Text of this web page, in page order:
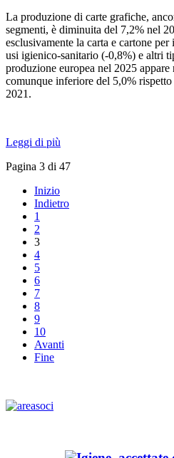
La produzione di carte grafiche,
segmenti, è diminuita del 7,2% nel
esclusivamente la carta e cartone
usi igienico-sanitario (-0,8%) e altri
produzione europea nel 2025 appare
comunque inferiore del 5,0%
2021.
Leggi di più
Pagina 3 di 47
Inizio
Indietro
1
2
3
4
5
6
7
8
9
10
Avanti
Fine